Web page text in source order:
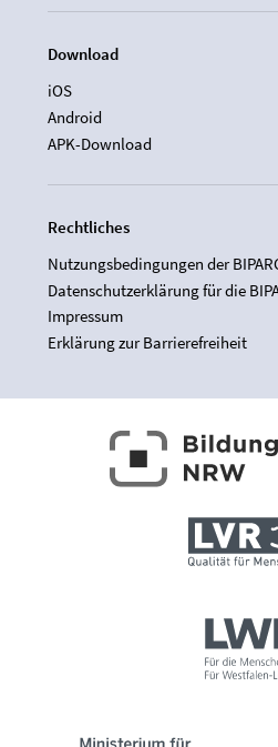
Download
iOS
Android
APK-Download
Rechtliches
Nutzungsbedingungen der
Datenschutzerklärung für die
Impressum
Erklärung zur Barrierefreiheit